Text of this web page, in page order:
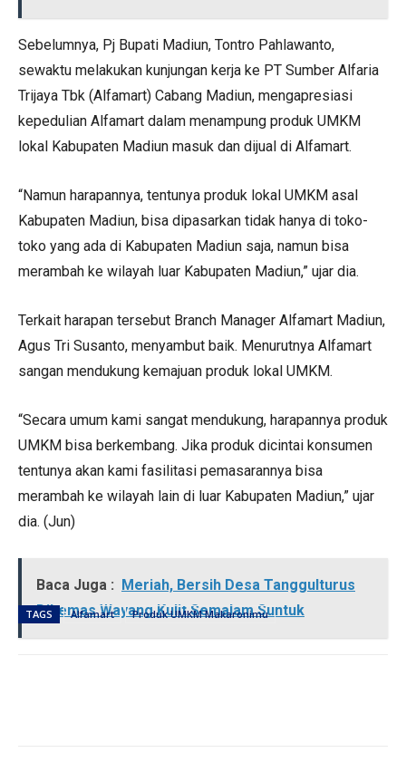
Sebelumnya, Pj Bupati Madiun, Tontro Pahlawanto,
sewaktu melakukan kunjungan kerja ke PT Sumber Alfaria
Trijaya Tbk (Alfamart) Cabang Madiun, mengapresiasi
kepedulian Alfamart dalam menampung produk UMKM
lokal Kabupaten Madiun masuk dan dijual di Alfamart.
“Namun harapannya, tentunya produk lokal UMKM asal
Kabupaten Madiun, bisa dipasarkan tidak hanya di toko-
toko yang ada di Kabupaten Madiun saja, namun bisa
merambah ke wilayah luar Kabupaten Madiun,” ujar dia.
Terkait harapan tersebut Branch Manager Alfamart Madiun,
Agus Tri Susanto, menyambut baik. Menurutnya Alfamart
sangan mendukung kemajuan produk lokal UMKM.
“Secara umum kami sangat mendukung, harapannya produk
UMKM bisa berkembang. Jika produk dicintai konsumen
tentunya akan kami fasilitasi pemasarannya bisa
merambah ke wilayah lain di luar Kabupaten Madiun,” ujar
dia. (Jun)
Baca Juga : Meriah, Bersih Desa Tanggulturus
Dikemas Wayang Kulit Semalam Suntuk
TAGS Alfamart Produk UMKM Makaronimu